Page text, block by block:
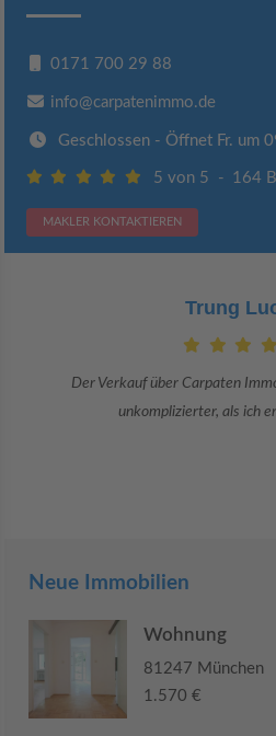
0171 700 29 88
info@carpatenimmo.de
Geschlossen - Öffnet Fr. um
5 von 5 - 164
MAKLER KONTAKTIEREN
Danke an Carpaten
Sie war
Neue Immobilien
Wohnung
81247 München
1.570 €